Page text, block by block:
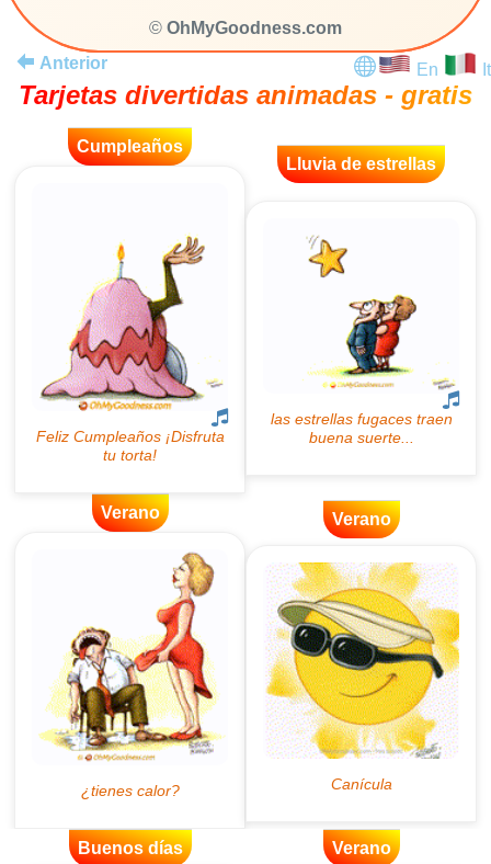
© OhMyGoodness.com
Anterior
En It
Tarjetas divertidas animadas - gratis
Cumpleaños
Lluvia de estrellas
Verano Verano
Buenos días Verano